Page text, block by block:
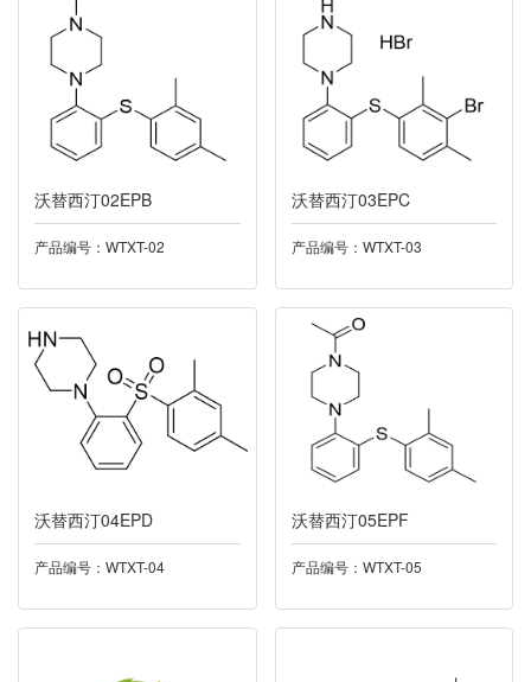
054芬布芬
055硫酸羟氯喹
056伊立替康
057尼非卡兰
059格列齐特
060塞来昔布
061布洛芬
062聚普瑞锌
063莫西沙星
沃替西汀02EPB
产品编号：WTXT-02
沃替西汀03EPC
产品编号：WTXT-03
沃替西汀04EPD
产品编号：WTXT-04
沃替西汀05EPF
产品编号：WTXT-05